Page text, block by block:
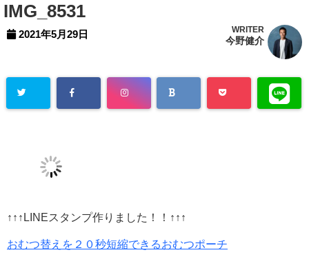
IMG_8531
2021年5月29日 WRITER
今野健介
↑↑↑LINEスタンプ作りました！！↑↑↑
おむつ替えを２０秒短縮できるおむつポーチ